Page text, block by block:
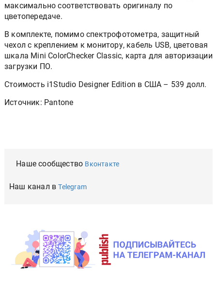
максимально соответствовать оригиналу по
цветопередаче.
В комплекте, помимо спектрофотометра, защитный
чехол с креплением к монитору, кабель USB, цветовая
шкала Mini ColorChecker Classic, карта для авторизации
загрузки ПО.
Стоимость i1Studio Designer Edition в США – 539 долл.
Источник: Pantone
Наше сообщество Вконтакте
Наш канал вTelegram